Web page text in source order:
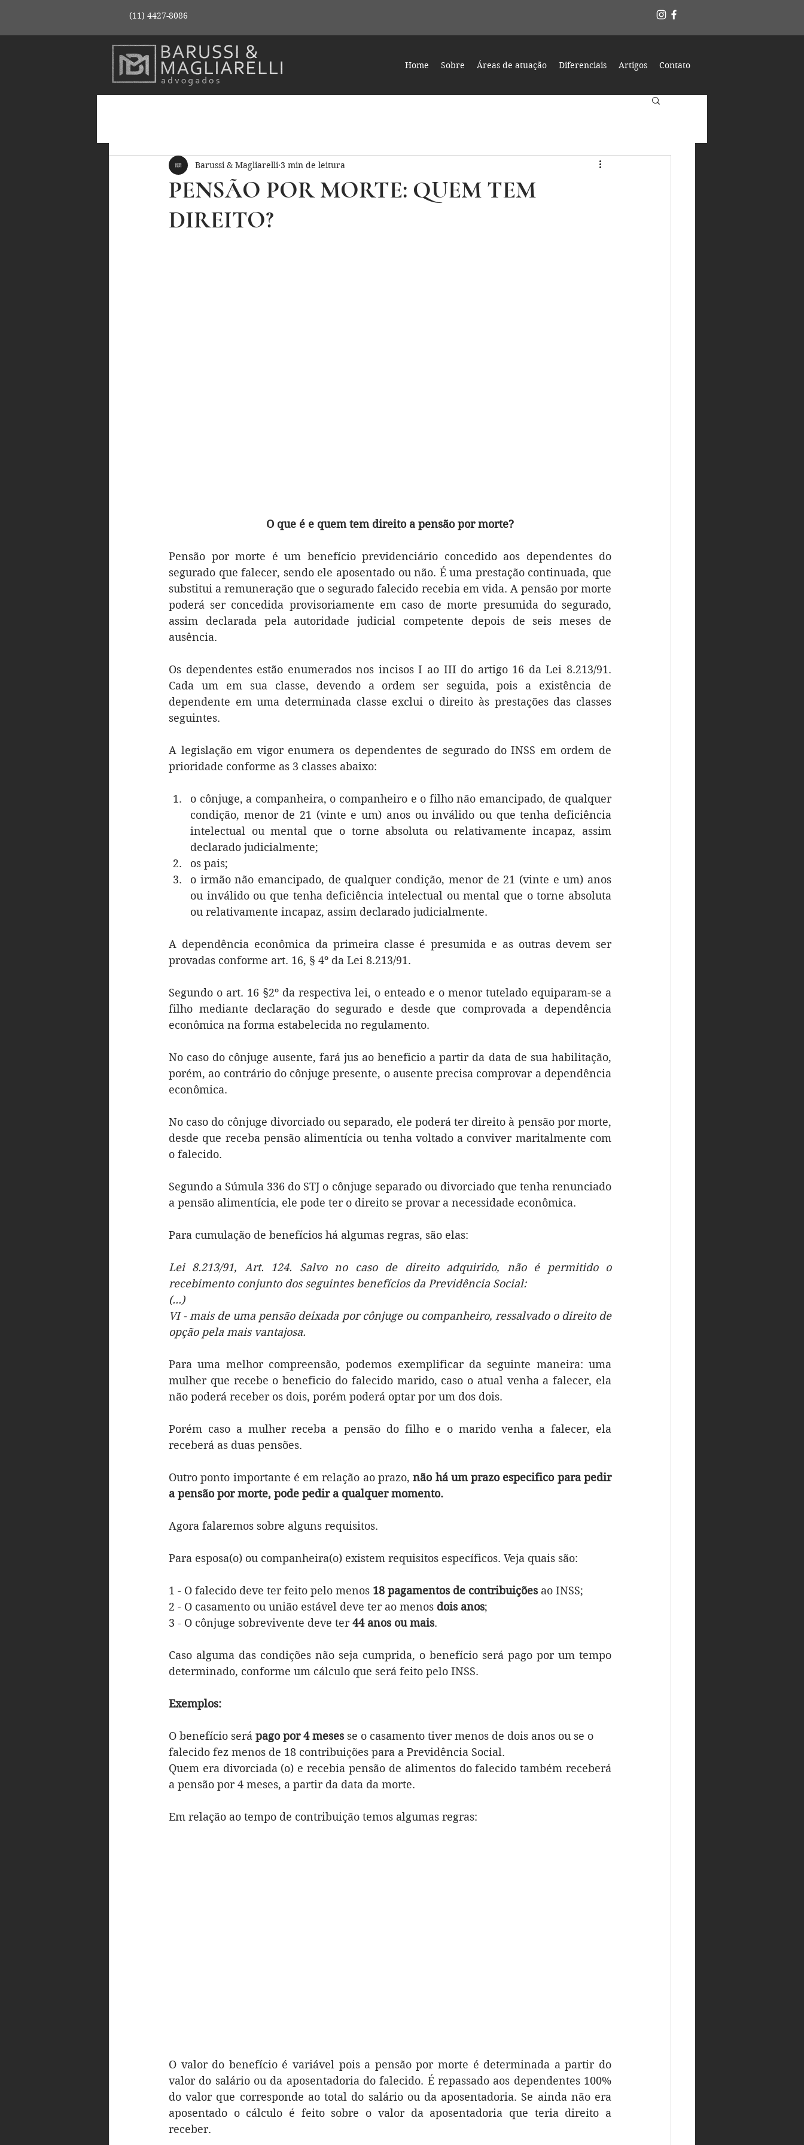
(11) 4427-8086
Home Sobre Áreas de atuação Diferenciais Artigos Contato
PENSÃO POR MORTE: QUEM TEM
DIREITO?
Barussi & Magliarelli 3 min de leitura
O que é e quem tem direito a pensão por morte?
Pensão por morte é um benefício previdenciário concedido aos dependentes do
segurado que falecer, sendo ele aposentado ou não. É uma prestação continuada, que
substitui a remuneração que o segurado falecido recebia em vida. A pensão por morte
poderá ser concedida provisoriamente em caso de morte presumida do segurado,
assim declarada pela autoridade judicial competente depois de seis meses de
ausência.
Os dependentes estão enumerados nos incisos I ao III do artigo 16 da Lei 8.213/91.
Cada um em sua classe, devendo a ordem ser seguida, pois a existência de
dependente em uma determinada classe exclui o direito às prestações das classes
seguintes.
A legislação em vigor enumera os dependentes de segurado do INSS em ordem de
prioridade conforme as 3 classes abaixo:
o cônjuge, a companheira, o companheiro e o filho não emancipado, de qualquer
condição, menor de 21 (vinte e um) anos ou inválido ou que tenha deficiência
intelectual ou mental que o torne absoluta ou relativamente incapaz, assim
declarado judicialmente;
os pais;
o irmão não emancipado, de qualquer condição, menor de 21 (vinte e um) anos
ou inválido ou que tenha deficiência intelectual ou mental que o torne absoluta
ou relativamente incapaz, assim declarado judicialmente.
A dependência econômica da primeira classe é presumida e as outras devem ser
provadas conforme art. 16, § 4º da Lei 8.213/91.
Segundo o art. 16 §2º da respectiva lei, o enteado e o menor tutelado equiparam-se a
filho mediante declaração do segurado e desde que comprovada a dependência
econômica na forma estabelecida no regulamento.
No caso do cônjuge ausente, fará jus ao beneficio a partir da data de sua habilitação,
porém, ao contrário do cônjuge presente, o ausente precisa comprovar a dependência
econômica.
No caso do cônjuge divorciado ou separado, ele poderá ter direito à pensão por morte,
desde que receba pensão alimentícia ou tenha voltado a conviver maritalmente com
o falecido.
Segundo a Súmula 336 do STJ o cônjuge separado ou divorciado que tenha renunciado
a pensão alimentícia, ele pode ter o direito se provar a necessidade econômica.
Para cumulação de benefícios há algumas regras, são elas:
Lei 8.213/91, Art. 124. Salvo no caso de direito adquirido, não é permitido o
recebimento conjunto dos seguintes benefícios da Previdência Social:
(...)
VI - mais de uma pensão deixada por cônjuge ou companheiro, ressalvado o direito de
opção pela mais vantajosa.
Para uma melhor compreensão, podemos exemplificar da seguinte maneira: uma
mulher que recebe o beneficio do falecido marido, caso o atual venha a falecer, ela
não poderá receber os dois, porém poderá optar por um dos dois.
Porém caso a mulher receba a pensão do filho e o marido venha a falecer, ela
receberá as duas pensões.
Outro ponto importante é em relação ao prazo, não há um prazo especifico para pedir
a pensão por morte, pode pedir a qualquer momento.
Agora falaremos sobre alguns requisitos.
Para esposa(o) ou companheira(o) existem requisitos específicos. Veja quais são:
1 - O falecido deve ter feito pelo menos 18 pagamentos de contribuições ao INSS;
2 - O casamento ou união estável deve ter ao menos dois anos;
3 - O cônjuge sobrevivente deve ter 44 anos ou mais.
Caso alguma das condições não seja cumprida, o benefício será pago por um tempo
determinado, conforme um cálculo que será feito pelo INSS.
Exemplos:
O benefício será pago por 4 meses se o casamento tiver menos de dois anos ou se o
falecido fez menos de 18 contribuições para a Previdência Social.
Quem era divorciada (o) e recebia pensão de alimentos do falecido também receberá
a pensão por 4 meses, a partir da data da morte.
Em relação ao tempo de contribuição temos algumas regras:
O valor do benefício é variável pois a pensão por morte é determinada a partir do
valor do salário ou da aposentadoria do falecido. É repassado aos dependentes 100%
do valor que corresponde ao total do salário ou da aposentadoria. Se ainda não era
aposentado o cálculo é feito sobre o valor da aposentadoria que teria direito a
receber.